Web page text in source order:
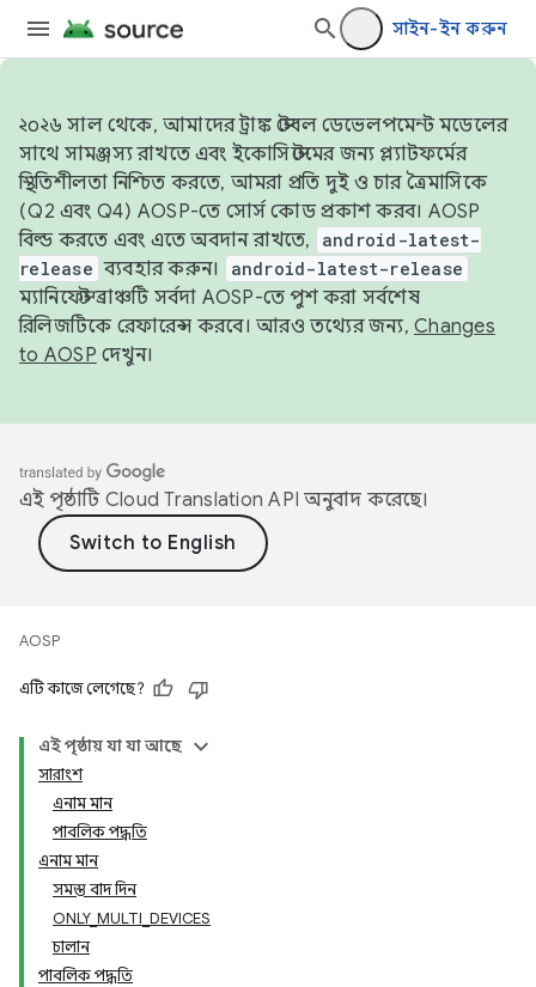
সাইন-ইন করুন
২০২৬ সাল থেকে, আমাদের ট্রাঙ্ক স্টেবল ডেভেলপমেন্ট মডেলের
সাথে সামঞ্জস্য রাখতে এবং ইকোসিস্টেমের জন্য প্ল্যাটফর্মের
স্থিতিশীলতা নিশ্চিত করতে, আমরা প্রতি দুই ও চার ত্রৈমাসিকে
(Q2 এবং Q4) AOSP-তে সোর্স কোড প্রকাশ করব। AOSP
বিল্ড করতে এবং এতে অবদান রাখতে,
android-latest-
release ব্যবহার করুন। android-latest-release
ম্যানিফেস্ট ব্রাঞ্চটি সর্বদা AOSP-তে পুশ করা সর্বশেষ
রিলিজটিকে রেফারেন্স করবে। আরও তথ্যের জন্য, Changes
to AOSP দেখুন।
এই পৃষ্ঠাটি Cloud Translation API অনুবাদ করেছে।
AOSP
এটি কাজে লেগেছে?
এই পৃষ্ঠায় যা যা আছে
সারাংশ
এনাম মান
পাবলিক পদ্ধতি
এনাম মান
সমস্ত বাদ দিন
ONLY_MULTI_DEVICES
চালান
পাবলিক পদ্ধতি